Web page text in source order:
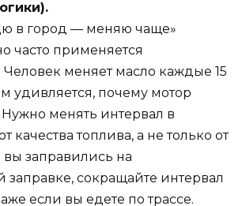
в город — меняю чаще»
часто применяется
меняет масло каждые 15
удивляется, почему мотор
Нужно менять интервал в
качества топлива, а не только от
вы заправились на
заправке, сокращайте интервал
если вы едете по трассе.